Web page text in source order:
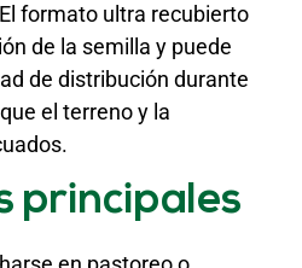
formato ultra recubierto
de la semilla y puede
de distribución durante
el terreno y la
principales